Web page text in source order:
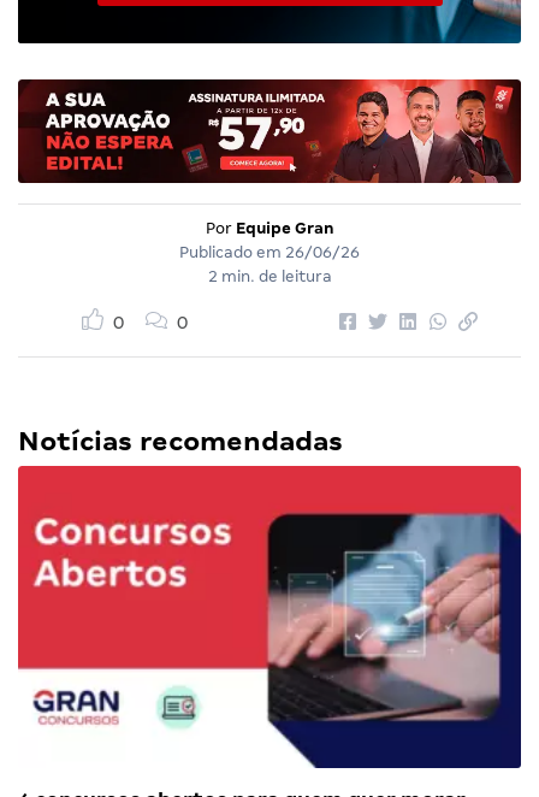
Por Equipe Gran
Publicado em 26/06/26
2 min. de leitura
0 0
Notícias recomendadas